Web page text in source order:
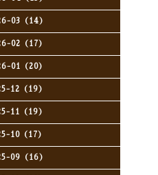
03（14）
02（17）
01（20）
12（19）
11（19）
10（17）
09（16）